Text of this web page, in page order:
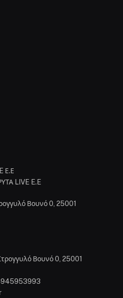
Ε.Ε
LIVE E.E
Βουνό 0, 25001
Βουνό 0, 25001